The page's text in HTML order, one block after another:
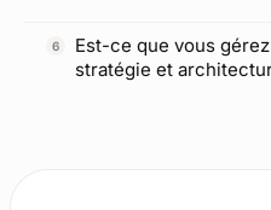
Est-ce que vous
stratégie et